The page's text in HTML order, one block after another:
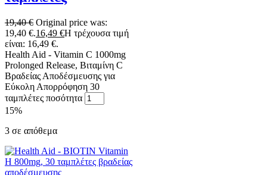
19,40€ Original price was:
19,40 €.16,49 €Η τρέχουσα τιμή
είναι: 16,49 €.
Health Aid - Vitamin C 1000mg
Prolonged Release, Βιταμίνη C
Βραδείας Αποδέσμευσης για
Εύκολη Απορρόφηση 30
ταμπλέτες ποσότητα
15%
3 σε απόθεμα